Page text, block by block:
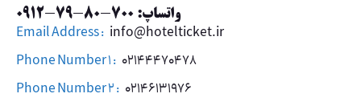
واتساپ: 700-80-79-0912
Email Address : info@hotelticket.ir
Phone Number 1 : 02144470478
Phone Number 2 : 02146131976